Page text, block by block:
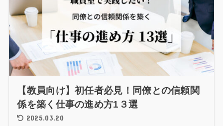
【教員向け】初任者必見！同僚との信頼関
係を築く仕事の進め方1３選
2025.03.20